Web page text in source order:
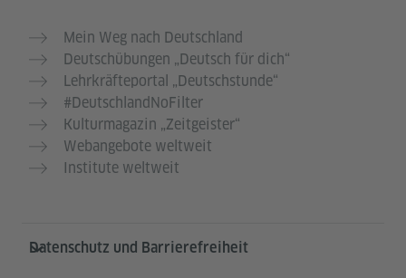
Mein Weg nach Deutschland
Deutschübungen „Deutsch für dich“
Lehrkräfteportal „Deutschstunde“
#DeutschlandNoFilter
Kulturmagazin „Zeitgeister“
Webangebote weltweit
Institute weltweit
Datenschutz und Barrierefreiheit